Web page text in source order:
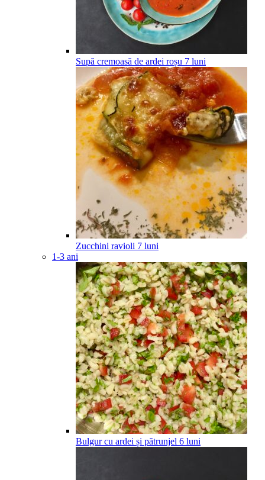
Supă cremoasă de ardei roșu 7 luni
Zucchini ravioli 7 luni
1-3 ani
Bulgur cu ardei și pătrunjel 6 luni